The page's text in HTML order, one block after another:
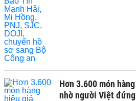
Hơn 3.600 món
nhờ người Việt